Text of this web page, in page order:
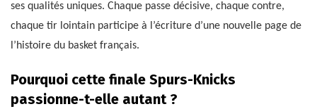
ses qualités uniques. Chaque passe décisive, chaque contre,
chaque tir lointain participe à l’écriture d’une nouvelle page de
l’histoire du basket français.
Pourquoi cette finale Spurs-Knicks
passionne-t-elle autant ?